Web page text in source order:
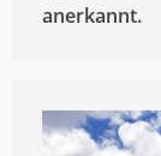
anerkannt.